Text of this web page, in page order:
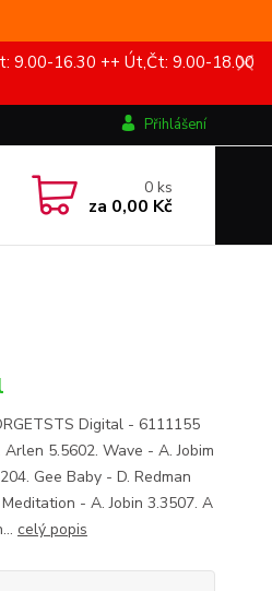
9.00-16.30 ++ Út,Čt: 9.00-18.00
Přihlášení
0ks
za 0,00 Kč
Digital - 6111155
5.5602. Wave - A. Jobim
Gee Baby - D. Redman
- A. Jobin 3.3507. A
celý popis